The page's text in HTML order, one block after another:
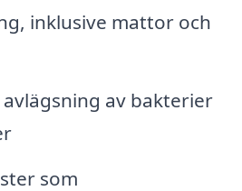
inklusive mattor och
av bakterier
som